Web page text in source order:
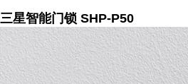
三星智能门锁 SHP-P50